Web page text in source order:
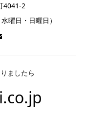
4041-2
曜日・日曜日）
ましたら